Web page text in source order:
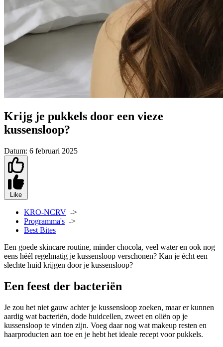
Krijg je pukkels door een vieze
kussensloop?
Datum: 6 februari 2025
Like
KRO-NCRV ->
Programma's ->
Best Bites
Een goede skincare routine, minder chocola, veel water en ook nog
eens héél regelmatig je kussensloop verschonen? Kan je écht een
slechte huid krijgen door je kussensloop?
Een feest der bacteriën
Je zou het niet gauw achter je kussensloop zoeken, maar er kunnen
aardig wat bacteriën, dode huidcellen, zweet en oliën op je
kussensloop te vinden zijn. Voeg daar nog wat makeup resten en
haarproducten aan toe en je hebt het ideale recept voor pukkels.